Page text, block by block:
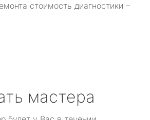
стоимость диагностики –
мастера